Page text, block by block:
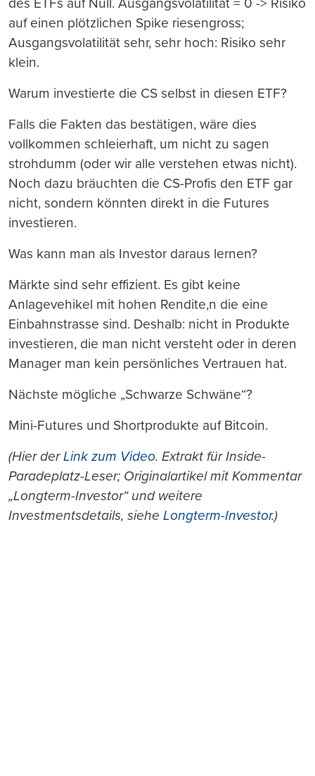
auf einen plötzlichen Spike riesengross;
Ausgangsvolatilität sehr, sehr hoch: Risiko sehr
klein.
Warum investierte die CS selbst in diesen ETF?
Falls die Fakten das bestätigen, wäre dies
vollkommen schleierhaft, um nicht zu sagen
strohdumm (oder wir alle verstehen etwas nicht).
Noch dazu bräuchten die CS-Profis den ETF gar
nicht, sondern könnten direkt in die Futures
investieren.
Was kann man als Investor daraus lernen?
Märkte sind sehr effizient. Es gibt keine
Anlagevehikel mit hohen Rendite,n die eine
Einbahnstrasse sind. Deshalb: nicht in Produkte
investieren, die man nicht versteht oder in deren
Manager man kein persönliches Vertrauen hat.
Nächste mögliche „Schwarze Schwäne“?
Mini-Futures und Shortprodukte auf Bitcoin.
(Hier derLink zum Video. Extrakt für Inside-
Paradeplatz-Leser; Originalartikel mit Kommentar
„Longterm-Investor“ und weitere
Investmentsdetails, siehe Longterm-Investor.)